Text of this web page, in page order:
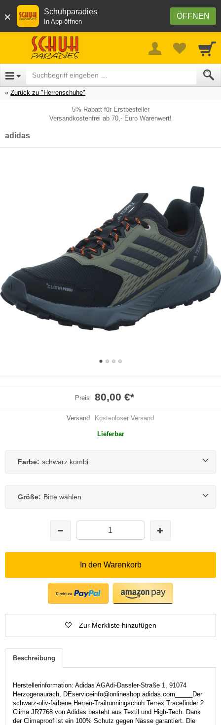
× ÖFFNEN
Schuhparadies
In App öffnen
Zurück zu "Herrenschuhe"
5% Rabatt für Erstbesteller
Versandkostenfrei ab 70,- Euro Warenwert!
adidas
Preis 80,00 €*
Versand Kostenloser Versand
Lieferbar
Farbe: schwarz kombi
Größe: Bitte wählen
In den Warenkorb
Zur Merkliste hinzufügen
Beschreibung
Herstellerinformation: Adidas AGAdi-Dassler-Straße 1, 91074
Herzogenaurach, DEserviceinfo@onlineshop.adidas.com_____Der
schwarz-oliv-farbene Herren-Trailrunningschuh Terrex Tracefinder 2
Clima JR7768 von Adidas besteht aus Textil und High-Tech. Dank
der Climaproof ist ein 100% Schutz gegen Nässe garantiert. Die